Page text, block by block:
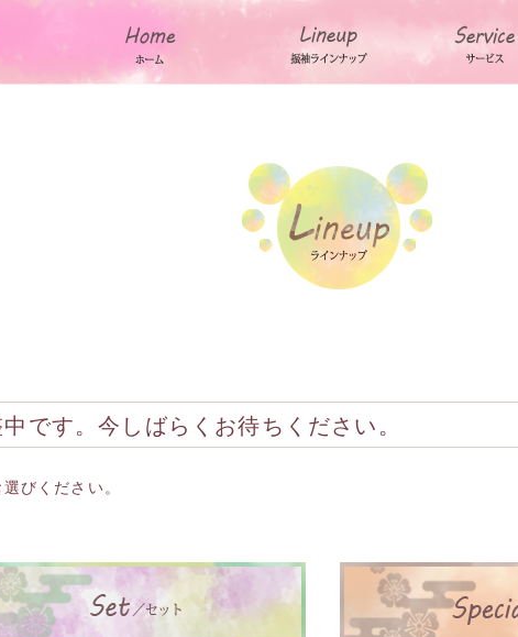
です。今しばらくお待ちください。
びください。